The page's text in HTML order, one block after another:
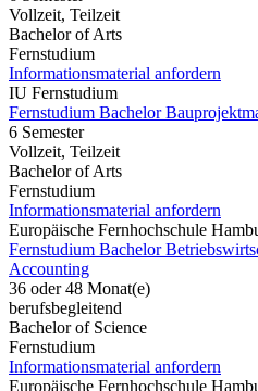
Vollzeit, Teilzeit
Bachelor of Arts
Fernstudium
Informationsmaterial anfordern
IU Fernstudium
Fernstudium Bachelor
6 Semester
Vollzeit, Teilzeit
Bachelor of Arts
Fernstudium
Informationsmaterial anfordern
Europäische Fernhochschule
Fernstudium Bachelor
Accounting
36 oder 48 Monat(e)
berufsbegleitend
Bachelor of Science
Fernstudium
Informationsmaterial anfordern
Europäische Fernhochschule